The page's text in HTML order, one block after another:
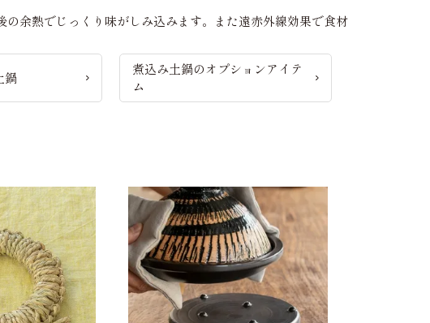
余熱でじっくり味がしみ込みます。また遠赤外線効果で食材
鍋
煮込み土鍋のオプションアイテ
ム